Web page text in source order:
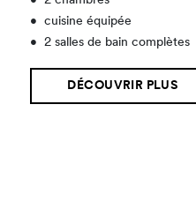
•
cuisine équipée
•
2 salles de bain complètes
DÉCOUVRIR PLUS